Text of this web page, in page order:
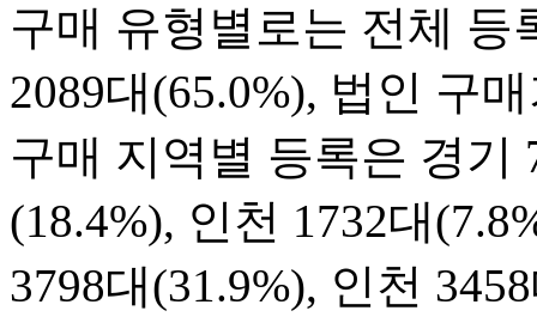
구매 유형별로는 전체 등
2089대(65.0%), 법인 구
구매 지역별 등록은 경기
(18.4%), 인천 1732대
3798대(31.9%), 인천